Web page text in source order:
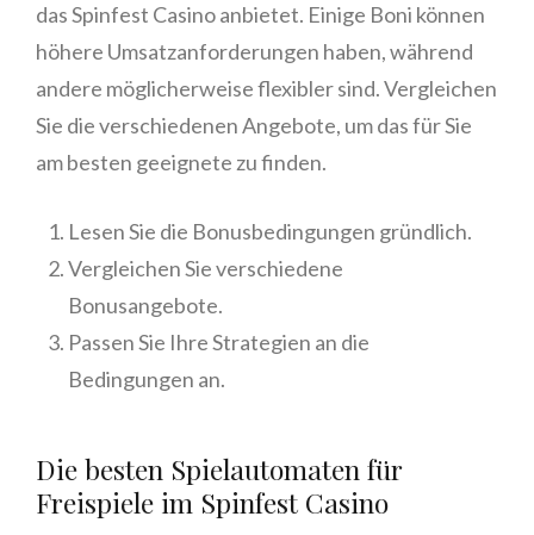
das Spinfest Casino anbietet. Einige Boni können
höhere Umsatzanforderungen haben, während
andere möglicherweise flexibler sind. Vergleichen
Sie die verschiedenen Angebote, um das für Sie
am besten geeignete zu finden.
Lesen Sie die Bonusbedingungen gründlich.
Vergleichen Sie verschiedene
Bonusangebote.
Passen Sie Ihre Strategien an die
Bedingungen an.
Die besten Spielautomaten für
Freispiele im Spinfest Casino